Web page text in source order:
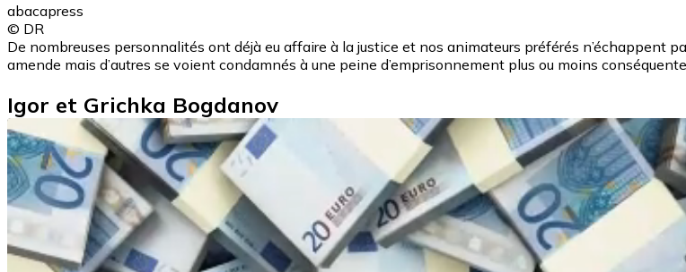
abacapress
© DR
De nombreuses personnalités ont déjà eu affaire à la justice et nos animateurs préférés n’échappent
amende mais d’autres se voient condamnés à une peine d’emprisonnement plus ou moins
Igor et Grichka Bogdanov